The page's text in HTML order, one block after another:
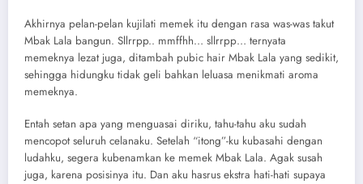
Akhirnya pelan-pelan kujilati memek itu dengan rasa was-was takut
Mbak Lala bangun. Sllrrpp.. mmffhh… sllrrpp… ternyata
memeknya lezat juga, ditambah pubic hair Mbak Lala yang sedikit,
sehingga hidungku tidak geli bahkan leluasa menikmati aroma
memeknya.
Entah setan apa yang menguasai diriku, tahu-tahu aku sudah
mencopot seluruh celanaku. Setelah “itong”-ku kubasahi dengan
ludahku, segera kubenamkan ke memek Mbak Lala. Agak susah
juga, karena posisinya itu. Dan aku hasrus ekstra hati-hati supaya